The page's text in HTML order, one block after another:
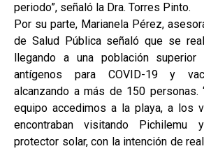
periodo”, señaló la Dra. Torres Pinto.
Por su parte, Marianela Pérez,
de Salud Pública señaló que se
llegando a una población
antígenos para COVID-19 y
alcanzando a más de 150 personas.
equipo accedimos a la playa, a los
encontraban visitando Pichilemu
protector solar, con la intención de